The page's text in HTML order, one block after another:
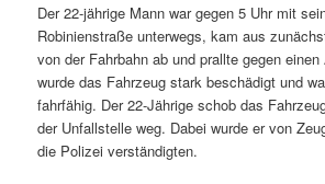
Der 22-jährige Mann war gegen 5 Uhr mit
Robinienstraße unterwegs, kam aus
von der Fahrbahn ab und prallte gegen
wurde das Fahrzeug stark beschädigt und
fahrfähig. Der 22-Jährige schob das
der Unfallstelle weg. Dabei wurde er von
die Polizei verständigten.